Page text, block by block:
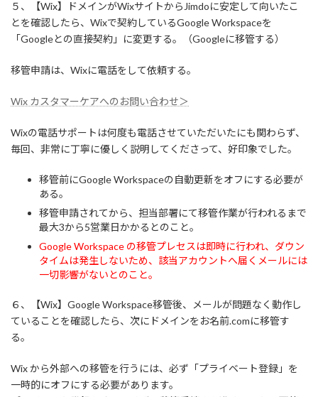
５、【Wix】ドメインがWixサイトからJimdoに安定して向いたこ
とを確認したら、Wixで契約しているGoogle Workspaceを
「Googleとの直接契約」に変更する。（Googleに移管する）
移管申請は、Wixに電話をして依頼する。
Wix カスタマーケアへのお問い合わせ＞
Wixの電話サポートは何度も電話させていただいたにも関わらず、
毎回、非常に丁寧に優しく説明してくださって、好印象でした。
移管前にGoogle Workspaceの自動更新をオフにする必要が
ある。
移管申請されてから、担当部署にて移管作業が行われるまで
最大3から5営業日かかるとのこと。
Google Workspace の移管プレセスは即時に行われ、ダウン
タイムは発生しないため、該当アカウントへ届くメールには
一切影響がないとのこと。
６、【Wix】Google Workspace移管後、メールが問題なく動作し
ていることを確認したら、次にドメインをお名前.comに移管す
る。
Wix から外部への移管を行うには、必ず「プライベート登録」を
一時的にオフにする必要があります。